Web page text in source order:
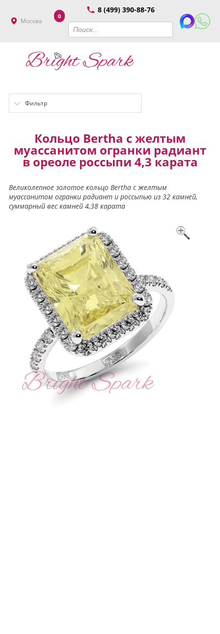
Москва
8 (499) 390-88-76
0
Фильтр
Кольцо Bertha с желтым
муассанитом огранки радиант
в ореоле россыпи 4,3 карата
Великолепное золотое кольцо Bertha с желтым
муассанитом огранки радиант и россыпью из 32 камней,
суммарный вес камней 4,38 карата